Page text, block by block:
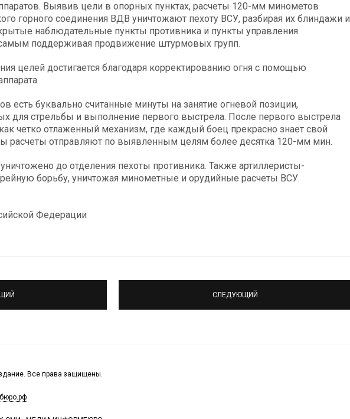
Выявив цели в опорных пунктах, расчеты 120-мм минометов
горного соединения ВДВ уничтожают пехоту ВСУ, разбирая их блиндажи и
наблюдательные пункты противника и пункты управления
поддерживая продвижение штурмовых групп.
целей достигается благодаря корректированию огня с помощью
есть буквально считанные минуты на занятие огневой позиции,
для стрельбы и выполнение первого выстрела. После первого выстрела
четко отлаженный механизм, где каждый боец прекрасно знает свой
расчеты отправляют по выявленным целям более десятка 120-мм мин.
до отделения пехоты противника. Также артиллеристы-
борьбу, уничтожая минометные и орудийные расчеты ВСУ.
Федерации
СЛЕДУЮЩИЙ
Все права защищены.